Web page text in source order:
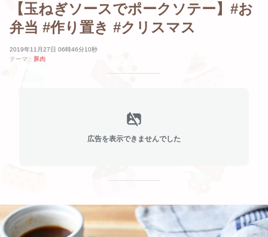
【玉ねぎソースでポークソテー】#お
弁当 #作り置き #クリスマス
2019年11月27日 06時46分10秒
テーマ： 豚肉
広告を表示できませんでした